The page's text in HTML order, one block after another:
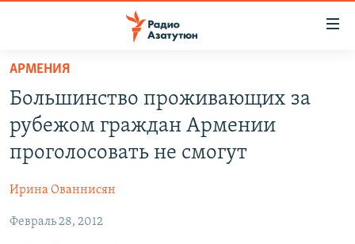
Перейти
основному
содержанию
Перейти
основной
навигации
Перейти
НОВОСТИ
ПОЛИТИКА
ЭКОНОМИКА
РЕГИОН
АРМЕНИЯ
Большинство проживающих за
рубежом граждан Армении
проголосовать не смогут
Ирина Ованнисян
Февраль 28, 2012